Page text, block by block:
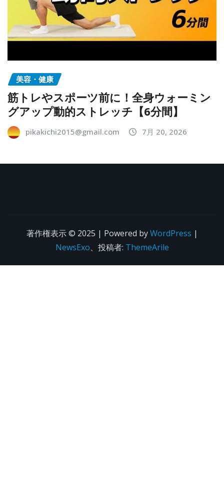
美容・健康
筋トレやスポーツ前に！全身ウォーミン
グアップ動的ストレッチ【6分間】
pikakichi2015@gmail.com 7月 20, 2026
著作権表示 © 2025 | Powered byWordPress |
NewsExo、投稿者: ThemeArile